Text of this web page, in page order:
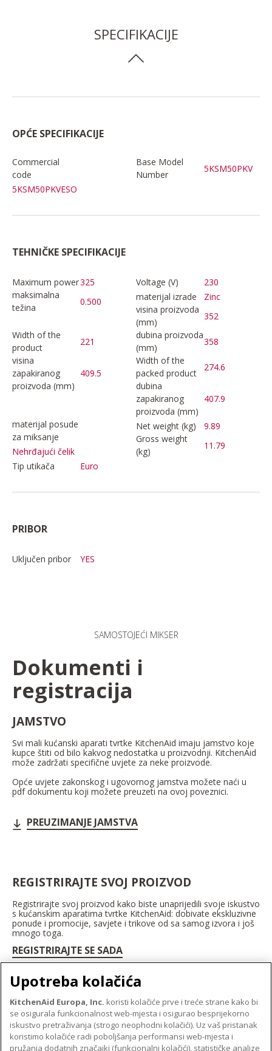
SPECIFIKACIJE
OPĆE SPECIFIKACIJE
Commercial
code
5KSM50PKVESO
Base Model
Number
5KSM50PKV
TEHNIČKE SPECIFIKACIJE
Maximum power325 Voltage (V)
230
maksimalna
težina
0.500 materijal izrade
Zinc
visina proizvoda
(mm)
352
Width of the
product
221
dubina proizvoda
(mm)
358
visina
zapakiranog
proizvoda (mm)
409.5
Width of the
packed product
274.6
dubina
zapakiranog
proizvoda (mm)
407.9
materijal posude
za miksanje
Nehrđajući čelik
Net weight (kg)
9.89
Gross weight
(kg)
11.79
Tip utikača
Euro
PRIBOR
Uključen pribor YES
SAMOSTOJEĆI MIKSER
Dokumenti i
registracija
JAMSTVO
Svi mali kućanski aparati tvrtke KitchenAid imaju jamstvo koje
kupce štiti od bilo kakvog nedostatka u proizvodnji. KitchenAid
može zadržati specifične uvjete za neke proizvode.
Opće uvjete zakonskog i ugovornog jamstva možete naći u
pdf dokumentu koji možete preuzeti na ovoj poveznici.
PREUZIMANJE JAMSTVA
REGISTRIRAJTE SVOJ PROIZVOD
Registrirajte svoj proizvod kako biste unaprijedili svoje iskustvo
s kućanskim aparatima tvrtke KitchenAid: dobivate ekskluzivne
ponude i promocije, savjete i trikove od sa samog izvora i još
mnogo toga.
REGISTRIRAJTE SE SADA
O TVRTKI KITCHENAID
Robna marka
PODRŠKA
Upotreba kolačića
KitchenAid Europa, Inc. koristi kolačiće prve i treće strane kako bi
se osigurala funkcionalnost web-mjesta i osigurao besprijekorno
iskustvo pretraživanja (strogo neophodni kolačići). Uz vaš pristanak
koristimo kolačiće radi poboljšanja performansi web-mjesta i
pružanja dodatnih značajki (funkcionalni kolačići), statističke analize